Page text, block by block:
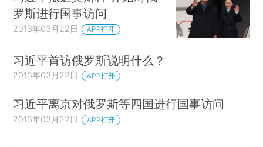
罗斯进行国事访问
2013年03月22日 APP打开
习近平首访俄罗斯说明什么？
2013年03月22日 APP打开
习近平离京对俄罗斯等四国进行国事访问
2013年03月22日 APP打开